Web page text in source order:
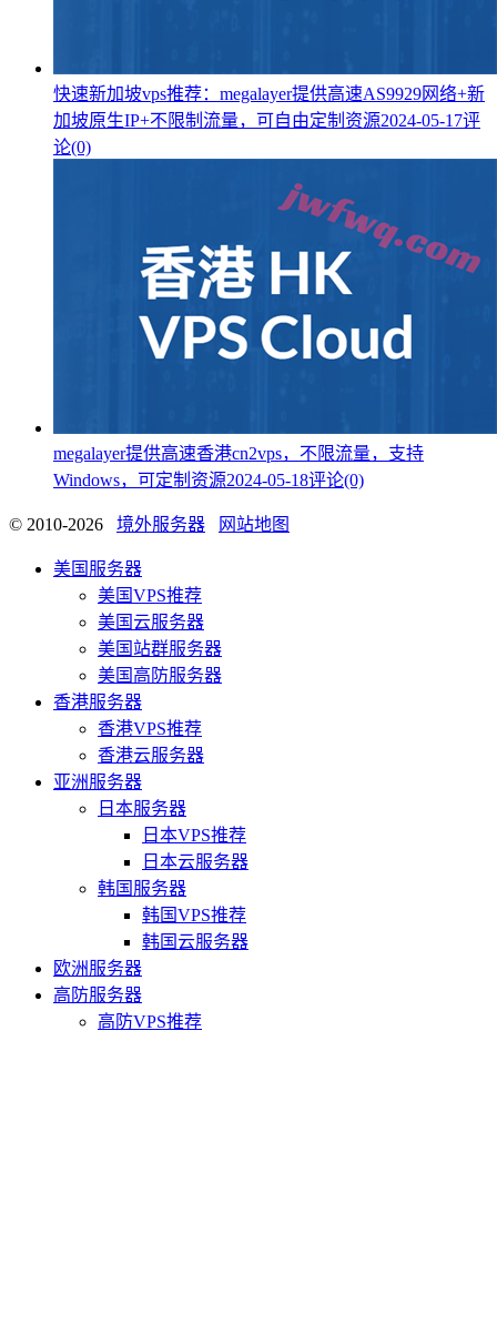
快速新加坡vps推荐：megalayer提供高速AS9929网络+新
加坡原生IP+不限制流量，可自由定制资源2024-05-17评
论(0)
megalayer提供高速香港cn2vps，不限流量，支持
Windows，可定制资源2024-05-18评论(0)
© 2010-2026 境外服务器 网站地图
美国服务器
美国VPS推荐
美国云服务器
美国站群服务器
美国高防服务器
香港服务器
香港VPS推荐
香港云服务器
亚洲服务器
日本服务器
日本VPS推荐
日本云服务器
韩国服务器
韩国VPS推荐
韩国云服务器
欧洲服务器
高防服务器
高防VPS推荐